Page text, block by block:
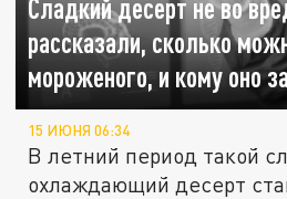
Сладкий десерт не во
рассказали, сколько
мороженого, и кому оно
15 ИЮНЯ 06:34
В летний период такой
охлаждающий десерт